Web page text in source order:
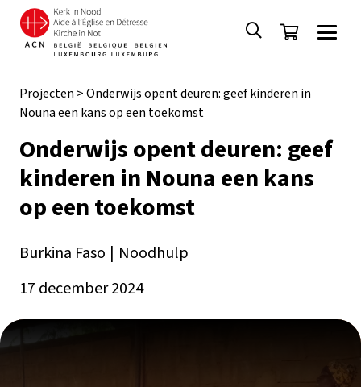
Projecten >Onderwijs opent deuren: geef kinderen in
Nouna een kans op een toekomst
Onderwijs opent deuren: geef
kinderen in Nouna een kans
op een toekomst
Burkina Faso | Noodhulp
17 december 2024